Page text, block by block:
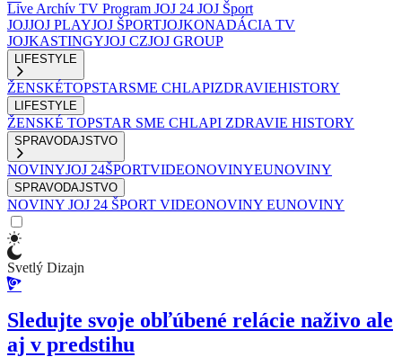
Live Archív TV Program JOJ 24 JOJ Šport
JOJJOJ PLAYJOJ ŠPORTJOJKONADÁCIA TV
JOJKASTINGYJOJ CZJOJ GROUP
LIFESTYLE
ŽENSKÉTOPSTARSME CHLAPIZDRAVIEHISTORY
LIFESTYLE
ŽENSKÉ TOPSTAR SME CHLAPI ZDRAVIE HISTORY
SPRAVODAJSTVO
NOVINYJOJ 24ŠPORTVIDEONOVINYEUNOVINY
SPRAVODAJSTVO
NOVINY JOJ 24 ŠPORT VIDEONOVINY EUNOVINY
Svetlý Dizajn
Sledujte svoje obľúbené relácie naživo ale
aj v predstihu